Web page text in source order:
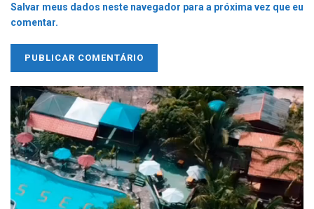
Salvar meus dados neste navegador para a próxima vez que eu
comentar.
Tocador
de
vídeo